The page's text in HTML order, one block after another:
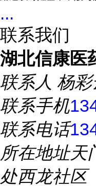
...
联系我们
湖北信康医
联系人 杨彩
联系手机
联系电话
所在地址天
处西龙社区